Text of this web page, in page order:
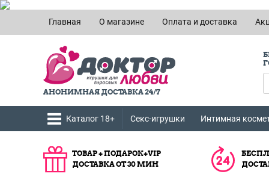
Главная О магазине Оплата и доставка
АНОНИМНАЯ ДОСТАВКА 24/7
Каталог 18+ Секс-игрушки Интимная
ТОВАР + ПОДАРОК+VIP
ДОСТАВКА ОТ 30 МИН